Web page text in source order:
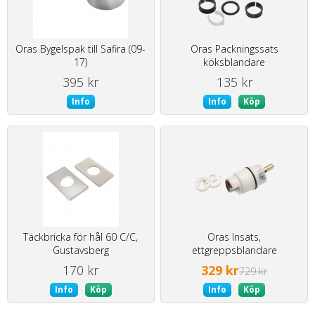
Oras Bygelspak till Safira (09-
17)
395 kr
Info
Oras Packningssats
köksblandare
135 kr
Info Köp
Täckbricka för hål 60 C/C,
Gustavsberg
170 kr
Info Köp
Oras Insats,
ettgreppsblandare
329 kr729 kr
Info Köp